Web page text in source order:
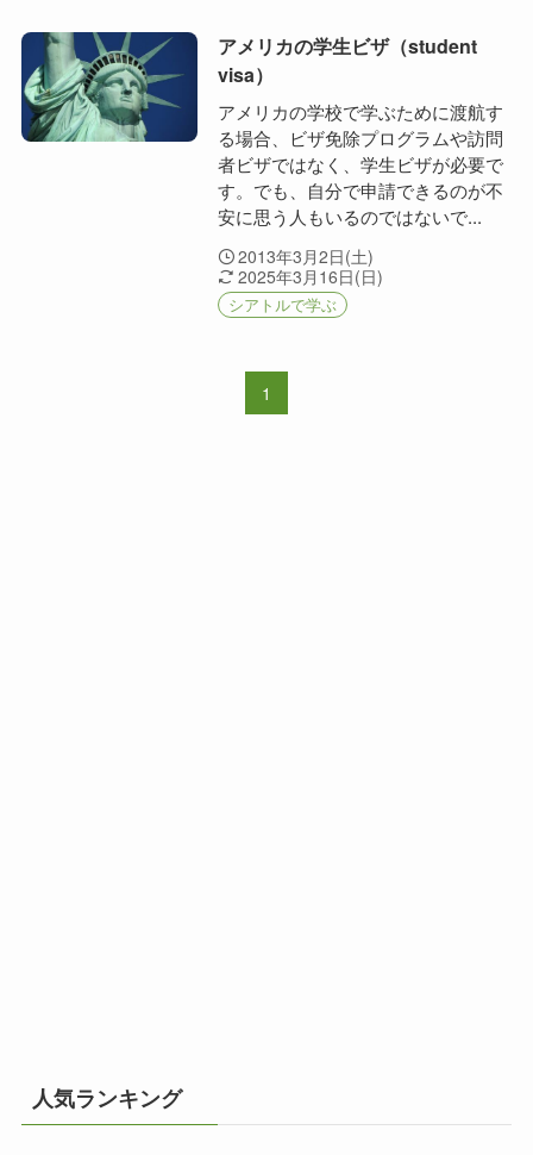
アメリカの学生ビザ（student
visa）
アメリカの学校で学ぶために渡航す
る場合、ビザ免除プログラムや訪問
者ビザではなく、学生ビザが必要で
す。でも、自分で申請できるのが不
安に思う人もいるのではないで...
2013年3月2日(土)
2025年3月16日(日)
シアトルで学ぶ
1
人気ランキング